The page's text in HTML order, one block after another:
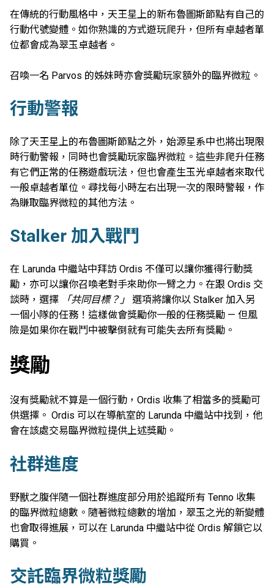
在傳統的行動風格中，天王星上的新布魯圖斯節點有自己的
行動代號變體。如你熟識的方式遊玩爬升，但所有卓越者單
位都會成為翠玉卓越者。
召喚一名 Parvos 的姊妹時亦會獎勵玩家額外的臨界微粒。
行動警報
除了天王星上的布魯圖斯節點之外，始源星系中也將出現限
時行動警報，同時也會獎勵玩家臨界微粒。這些非爬升任務
有它們正常的任務遊戲玩法，但也會產生玉光卓越者來取代
一般卓越者單位。尋找每小時左右出現一次的限時警報，作
為賺取臨界微粒的其他方法。
Stalker 加入戰鬥
在 Larunda 中繼站中拜訪 Ordis 不僅可以讓你獲得行動獎
勵，亦可以讓你召喚老對手來助你一臂之力。在跟 Ordis 交
談時，選擇
「共同目標？」
選項將讓你以 Stalker 加入另
一個小隊的任務！這樣做會獎勵你一般的任務獎勵 — 但風
險是如果你在戰鬥中被擊倒就有可能失去所有獎勵。
獎勵
沒有獎勵就不算是一個行動，Ordis 收集了相當多的獎勵可
供選擇。 Ordis 可以在導航室的 Larunda 中繼站中找到，他
會在該處交易臨界微粒提供上述獎勵。
社群進度
野獸之腹伴隨一個社群進度部分用於追蹤所有 Tenno 收集
的臨界微粒總數。隨著微粒總數的增加，翠玉之光的新變體
也會取得進展，可以在 Larunda 中繼站中從 Ordis 解鎖它以
購買。
交託臨界微粒獎勵